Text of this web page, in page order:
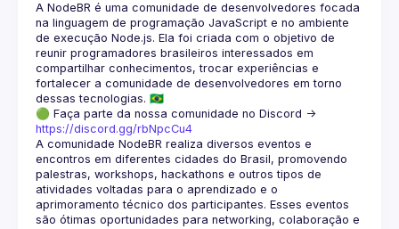
A NodeBR é uma comunidade de desenvolvedores focada
na linguagem de programação JavaScript e no ambiente
de execução Node.js. Ela foi criada com o objetivo de
reunir programadores brasileiros interessados em
compartilhar conhecimentos, trocar experiências e
fortalecer a comunidade de desenvolvedores em torno
🟢 Faça parte da nossa comunidade no Discord ->
https://discord.gg/rbNpcCu4
A comunidade NodeBR realiza diversos eventos e
encontros em diferentes cidades do Brasil, promovendo
palestras, workshops, hackathons e outros tipos de
atividades voltadas para o aprendizado e o
aprimoramento técnico dos participantes. Esses eventos
são ótimas oportunidades para networking, colaboração e